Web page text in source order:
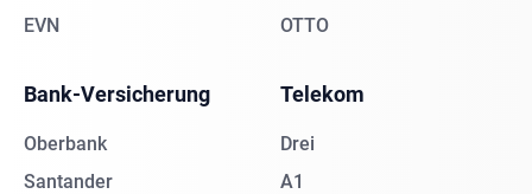
EVN
OTTO
Bank-Versicherung
Oberbank
Santander
Telekom
Drei
A1